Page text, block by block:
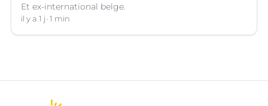
Et ex-international belge.
il y a 1 j 1 min